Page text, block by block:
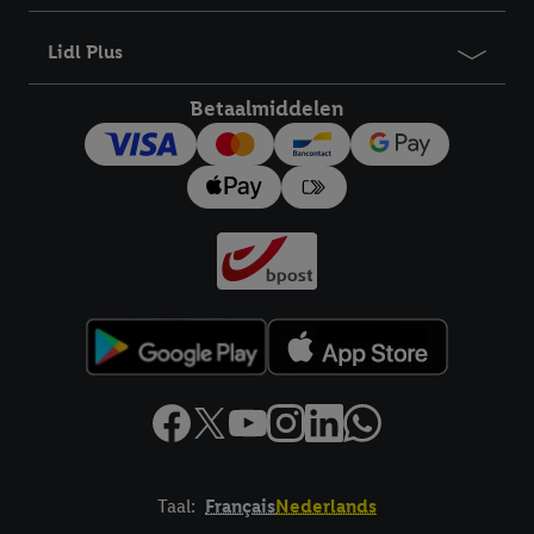
Lidl Plus
Betaalmiddelen
Taal: FrançaisNederlands
bewaartermijn van de gegevens en uw recht om uw
toestemming te allen tijde met vooruitwerkende kracht in te